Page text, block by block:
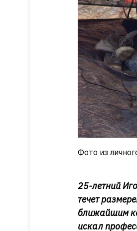
Фото из
25-летний
течет
ближайшим
искал